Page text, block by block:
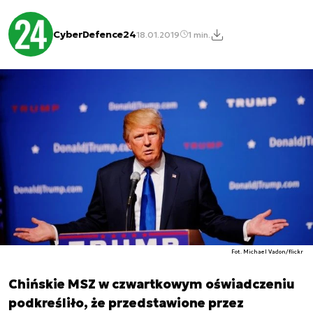
CyberDefence2418.01.2019 1 min.
Fot. Michael Vadon/flickr
Chińskie MSZ w czwartkowym oświadczeniu
podkreśliło, że przedstawione przez